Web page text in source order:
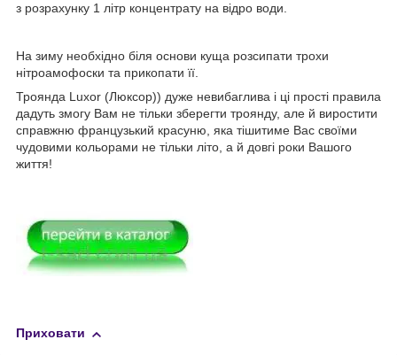
з розрахунку 1 літр концентрату на відро води.
На зиму необхідно біля основи куща розсипати трохи
нітроамофоски та прикопати її.
Троянда Luxor (Люксор)) дуже невибаглива і ці прості правила
дадуть змогу Вам не тільки зберегти троянду, але й виростити
справжню французький красуню, яка тішитиме Вас своїми
чудовими кольорами не тільки літо, а й довгі роки Вашого
життя!
Приховати